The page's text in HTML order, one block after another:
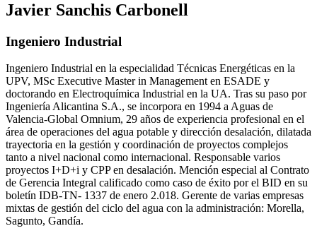
Javier Sanchis Carbonell
Ingeniero Industrial
Ingeniero Industrial en la especialidad Técnicas Energéticas en la
UPV, MSc Executive Master in Management en ESADE y
doctorando en Electroquímica Industrial en la UA. Tras su paso por
Ingeniería Alicantina S.A., se incorpora en 1994 a Aguas de
Valencia-Global Omnium, 29 años de experiencia profesional en el
área de operaciones del agua potable y dirección desalación, dilatada
trayectoria en la gestión y coordinación de proyectos complejos
tanto a nivel nacional como internacional. Responsable varios
proyectos I+D+i y CPP en desalación. Mención especial al Contrato
de Gerencia Integral calificado como caso de éxito por el BID en su
boletín IDB-TN- 1337 de enero 2.018. Gerente de varias empresas
mixtas de gestión del ciclo del agua con la administración: Morella,
Sagunto, Gandía.